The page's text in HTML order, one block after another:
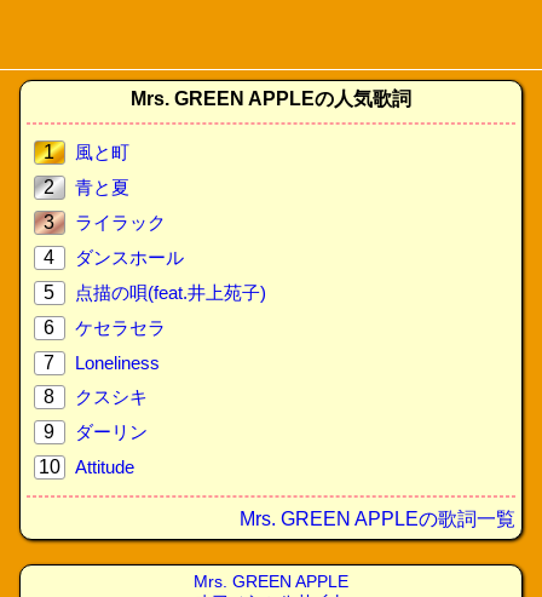
Mrs. GREEN APPLEの人気歌詞
1
風と町
2
青と夏
3
ライラック
4
ダンスホール
5
点描の唄(feat.井上苑子)
6
ケセラセラ
7
Loneliness
8
クスシキ
9
ダーリン
10
Attitude
Mrs. GREEN APPLEの歌詞一覧
Mrs. GREEN APPLE